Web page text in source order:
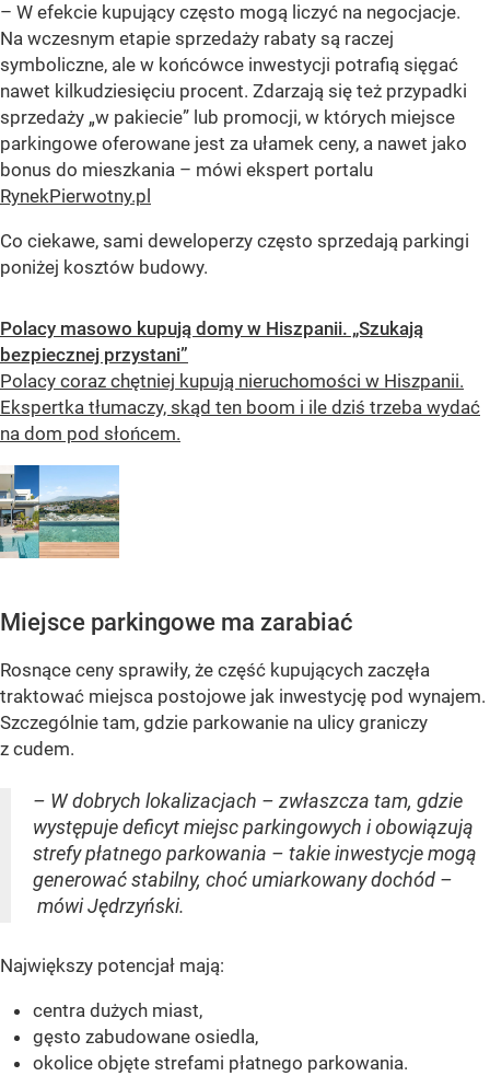
– W efekcie kupujący często mogą liczyć na negocjacje.
Na wczesnym etapie sprzedaży rabaty są raczej
symboliczne, ale w końcówce inwestycji potrafią sięgać
nawet kilkudziesięciu procent. Zdarzają się też przypadki
sprzedaży „w pakiecie” lub promocji, w których miejsce
parkingowe oferowane jest za ułamek ceny, a nawet jako
bonus do mieszkania – mówi ekspert portalu
RynekPierwotny.pl
Co ciekawe, sami deweloperzy często sprzedają parkingi
poniżej kosztów budowy.
Polacy masowo kupują domy w Hiszpanii. „Szukają
bezpiecznej przystani”
Polacy coraz chętniej kupują nieruchomości w Hiszpanii.
Ekspertka tłumaczy, skąd ten boom i ile dziś trzeba wydać
na dom pod słońcem.
Miejsce parkingowe ma zarabiać
Rosnące ceny sprawiły, że część kupujących zaczęła
traktować miejsca postojowe jak inwestycję pod wynajem.
Szczególnie tam, gdzie parkowanie na ulicy graniczy
z cudem.
– W dobrych lokalizacjach – zwłaszcza tam, gdzie
występuje deficyt miejsc parkingowych i obowiązują
strefy płatnego parkowania – takie inwestycje mogą
generować stabilny, choć umiarkowany dochód –
mówi Jędrzyński.
Największy potencjał mają:
centra dużych miast,
gęsto zabudowane osiedla,
okolice objęte strefami płatnego parkowania.